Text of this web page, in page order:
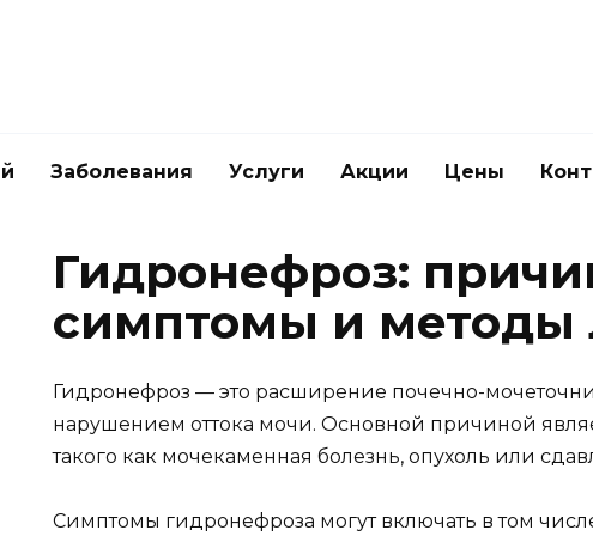
Заболевания Услуги Акции Цены
Гидронефроз:
симптомы и методы
Гидронефроз — это расширение почечно-
нарушением оттока мочи. Основной причиной
такого как мочекаменная болезнь, опухоль или
Симптомы гидронефроза могут включать в том